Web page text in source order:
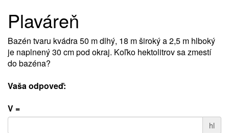
Plaváreň
Bazén tvaru kvádra 50 m dlhý, 18 m široký a 2,5 m hlboký
je naplnený 30 cm pod okraj. Koľko hektolitrov sa zmestí
do bazéna?
Vaša odpoveď:
V =
hl